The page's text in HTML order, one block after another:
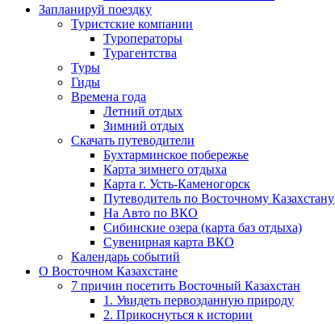
Запланируй поездку
Туристские компании
Туроператоры
Турагентства
Туры
Гиды
Времена года
Летний отдых
Зимний отдых
Скачать путеводители
Бухтарминское побережье
Карта зимнего отдыха
Карта г. Усть-Каменогорск
Путеводитель по Восточному Казахстану
На Авто по ВКО
Сибинские озера (карта баз отдыха)
Сувенирная карта ВКО
Календарь событий
О Восточном Казахстане
7 причин посетить Восточный Казахстан
1. Увидеть первозданную природу
2. Прикоснуться к истории